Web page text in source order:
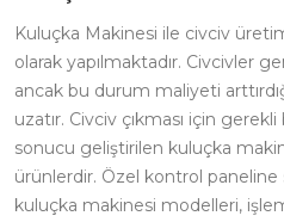
Kuluçka Makinesi ile civciv
olarak yapılmaktadır. Civcivler
ancak bu durum maliyeti
uzatır. Civciv çıkması için
sonucu geliştirilen kuluçka
ürünlerdir. Özel kontrol paneline
kuluçka makinesi modelleri,